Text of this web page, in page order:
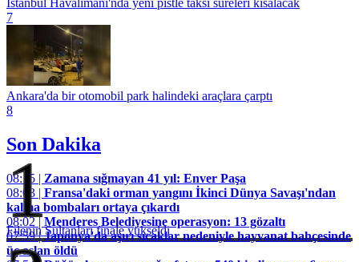
İstanbul Havalimanı'nda yeni pistle taksi süreleri kısalacak
7
Ankara'da bir otomobil park halindeki araçlara çarptı
8
Son Dakika
08:15 | Zamana sığmayan 41 yıl: Enver Paşa
08:03 | Fransa'daki orman yangını İkinci Dünya Savaşı'ndan
kalma bombaları ortaya çıkardı
08:02 |Menderes Belediyesine operasyon: 13 gözaltı
07:59 |Japonya'da aşırı sıcaklar nedeniyle hayvanat bahçesinde
üç aslan öldü
1
Filenin Sultanları finale yükseldi